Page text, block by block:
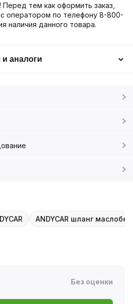
тем как оформить заказ,
оператором по телефону 8-800-
наличия данного товара.
аналоги
ANDYCAR шланг
Без оценки